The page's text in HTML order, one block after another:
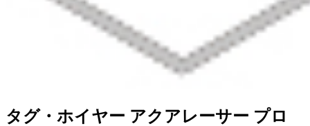
タグ・ホイヤー アクアレーサー プロ